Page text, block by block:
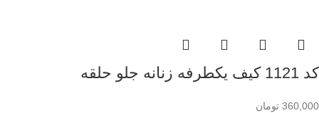
کد 1121 کیف یکطرفه زنانه جلو حلقه
360,000 تومان